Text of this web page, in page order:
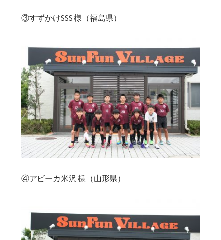
③すずかけSSS 様（福島県）
④アビーカ米沢 様（山形県）